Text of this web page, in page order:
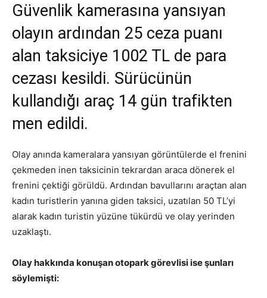
Güvenlik kamerasına yansıyan
olayın ardından 25 ceza puanı
alan taksiciye 1002 TL de para
cezası kesildi. Sürücünün
kullandığı araç 14 gün trafikten
men edildi.
Olay anında kameralara yansıyan görüntülerde el frenini
çekmeden inen taksicinin tekrardan araca dönerek el
frenini çektiği görüldü. Ardından bavullarını araçtan alan
kadın turistlerin yanına giden taksici, uzatılan 50 TL’yi
alarak kadın turistin yüzüne tükürdü ve olay yerinden
uzaklaştı.
Olay hakkında konuşan otopark görevlisi ise şunları
söylemişti: